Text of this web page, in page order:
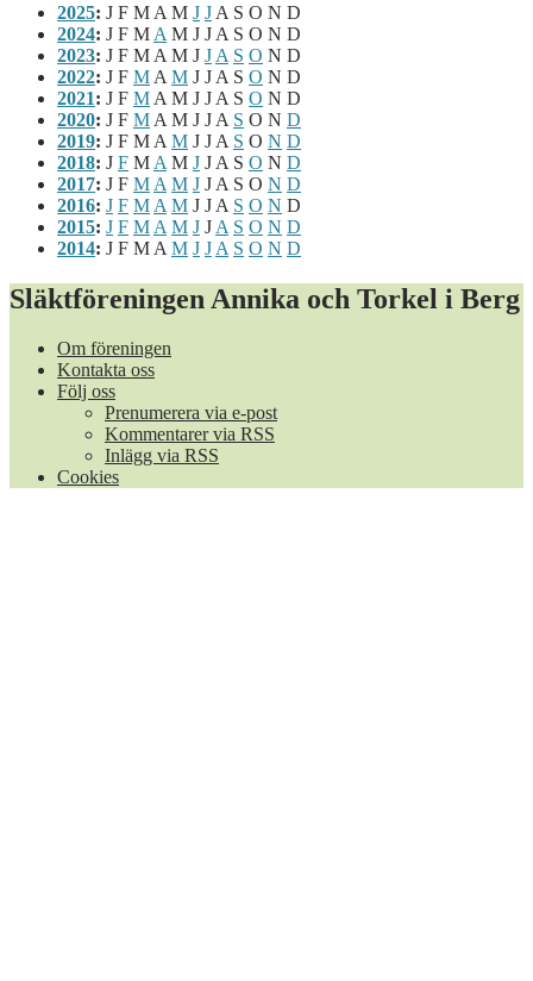
2025: J F M A M J J A S O N D
2024: J F M A M J J A S O N D
2023: J F M A M J J A S O N D
2022: J F M A M J J A S O N D
2021: J F M A M J J A S O N D
2020: J F M A M J J A S O N D
2019: J F M A M J J A S O N D
2018: J F M A M J J A S O N D
2017: J F M A M J J A S O N D
2016: J F M A M J J A S O N D
2015: J F M A M J J A S O N D
2014: J F M A M J J A S O N D
Släktföreningen Annika och Torkel i Berg
Om föreningen
Kontakta oss
Följ oss
Prenumerera via e-post
Kommentarer via RSS
Inlägg via RSS
Cookies